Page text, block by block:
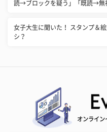
読→ブロックを疑う」「既読→無
女子大生に聞いた！ スタンプ＆
シ？
オンライン